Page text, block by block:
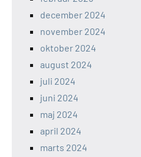
december 2024
november 2024
oktober 2024
august 2024
juli 2024
juni 2024
maj 2024
april 2024
marts 2024